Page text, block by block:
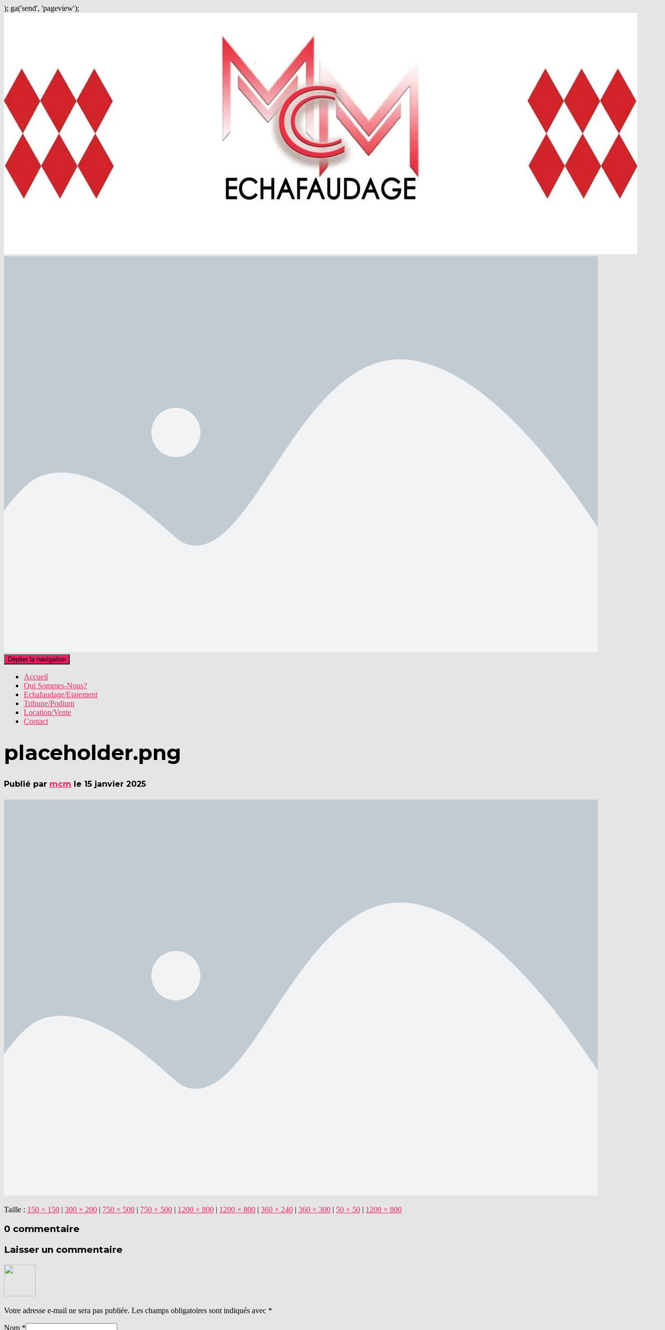
); ga('send', 'pageview');
Déplier la navigation
Accueil
Qui Sommes-Nous?
Echafaudage/Etaiement
Tribune/Podium
Location/Vente
Contact
placeholder.png
Publié par mcm le 15 janvier 2025
Taille : 150 × 150 | 300 × 200 | 750 × 500 | 750 × 500 | 1200 × 800 | 1200 × 800 | 360 × 240 | 360 × 300 | 50 × 50 | 1200 × 800
0 commentaire
Laisser un commentaire
Votre adresse e-mail ne sera pas publiée. Les champs obligatoires sont indiqués avec *
Nom *